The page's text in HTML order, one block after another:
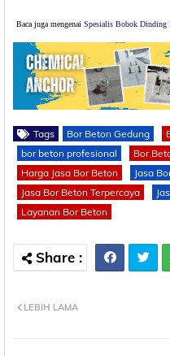
Baca juga mengenai Spesialis Bobok Dinding
Tags Bor Beton Gedung
bor beton profesional
Bor
Harga Jasa Bor Beton
Jasa
Jasa Bor Beton Terpercaya
Layanan Bor Beton
LEBIH LAMA